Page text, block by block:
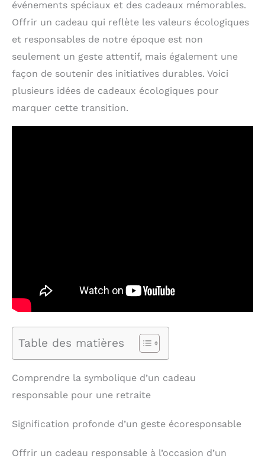
événements spéciaux et des cadeaux mémorables.
Offrir un cadeau qui reflète les valeurs écologiques
et responsables de notre époque est non
seulement un geste attentif, mais également une
façon de soutenir des initiatives durables. Voici
plusieurs idées de cadeaux écologiques pour
marquer cette transition.
Table des matières
Comprendre la symbolique d’un cadeau
responsable pour une retraite
Signification profonde d’un geste écoresponsable
Offrir un cadeau responsable à l’occasion d’un